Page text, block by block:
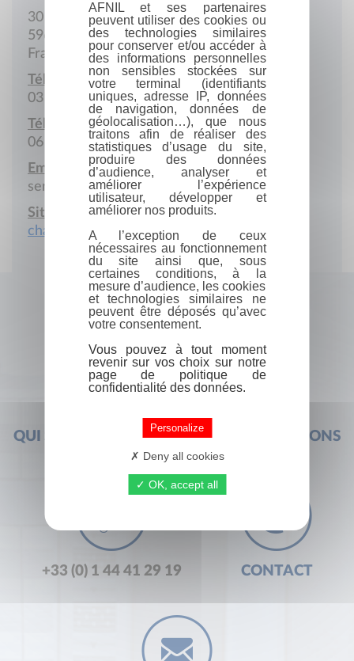
30 Carnot
59690 Vieux-Condé
France
Téléphone :
03 27 40 15 72
Téléphone portable :
06 08 43 15 09
Email :
serge.massin@orange.fr
Site Internet :
chavcr.com
QUI SOMMES-NOUS ?FOIRE AUX QUESTIONS
+33 (0) 1 44 41 29 19 CONTACT
AFNIL et ses partenaires
peuvent utiliser des cookies ou
des technologies similaires
pour conserver et/ou accéder à
des informations personnelles
non sensibles stockées sur
votre terminal (identifiants
uniques, adresse IP, données
de navigation, données de
géolocalisation…), que nous
traitons afin de réaliser des
statistiques d’usage du site,
produire des données
d’audience, analyser et
améliorer l’expérience
utilisateur, développer et
améliorer nos produits.
A l’exception de ceux
nécessaires au fonctionnement
du site ainsi que, sous
certaines conditions, à la
mesure d’audience, les cookies
et technologies similaires ne
peuvent être déposés qu’avec
votre consentement.
Vous pouvez à tout moment
revenir sur vos choix sur notre
page de politique de
confidentialité des données.
Personalize
Deny all cookies
OK, accept all